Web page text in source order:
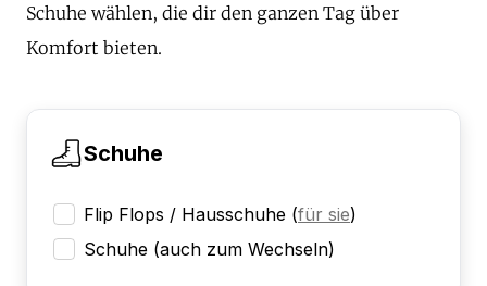
Schuhe wählen, die dir den ganzen Tag über
Komfort bieten.
Schuhe
Flip Flops / Hausschuhe (für sie)
Schuhe (auch zum Wechseln)